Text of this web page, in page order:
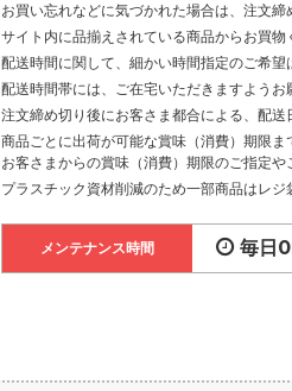
お買い忘れなどに気づかれた場合は、注文
サイト内に品揃えされている商品からお買物
配送時間に関して、細かい時間指定のご希望
配送時間帯には、ご在宅いただきますようお
注文締め切り後にお客さま都合による、配送
商品ごとに出荷が可能な賞味（消費）期限
お客さまからの賞味（消費）期限のご指定や
プラスチック資材削減のため一部商品はレ
メンテナンス時間 毎日